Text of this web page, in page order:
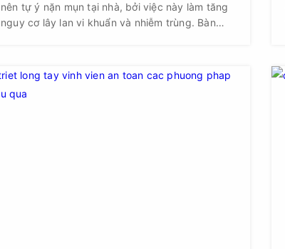
nên tự ý nặn mụn tại nhà, bởi việc này làm tăng
nguy cơ lây lan vi khuẩn và nhiễm trùng. Bàn
khuẩn, dễ dàng xâm nhập vào vết thương hở
sau khi nặn mụn, gây ra tình trạng sưng viêm
nghiêm trọng hơn.